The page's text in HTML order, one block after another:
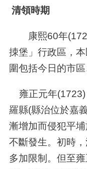
清領時期
康熙60年
拺堡」行政區，
圍包括今日的市區
雍正元年(1723)
羅縣(縣治位於嘉
漸增加而侵犯平
不斷發生。初時
多加限制。但至